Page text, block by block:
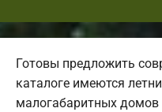
Готовы предложить
каталоге имеются
малогабаритных